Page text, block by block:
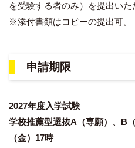
を受験する者のみ）を提出いた
※添付書類はコピーの提出可。
申請期限
2027年度入学試験
学校推薦型選抜A（専願）、B
（金）17時